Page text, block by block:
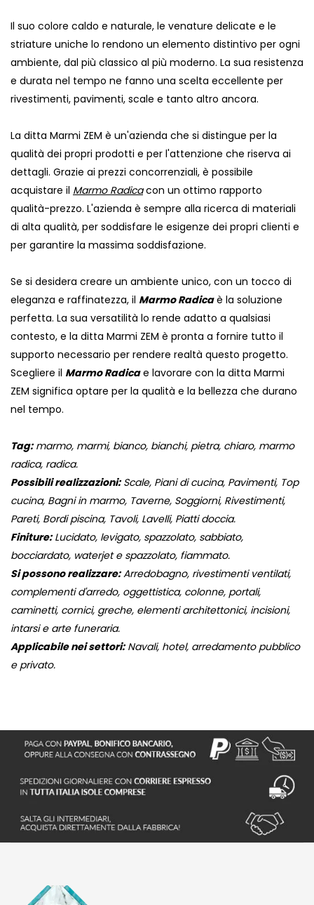
Il suo colore caldo e naturale, le venature delicate e le
striature uniche lo rendono un elemento distintivo per ogni
ambiente, dal più classico al più moderno. La sua resistenza
e durata nel tempo ne fanno una scelta eccellente per
rivestimenti, pavimenti, scale e tanto altro ancora.
La ditta Marmi ZEM è un'azienda che si distingue per la
qualità dei propri prodotti e per l'attenzione che riserva ai
dettagli. Grazie ai prezzi concorrenziali, è possibile
acquistare il Marmo Radicacon un ottimo rapporto
qualità-prezzo. L'azienda è sempre alla ricerca di materiali
di alta qualità, per soddisfare le esigenze dei propri clienti e
per garantire la massima soddisfazione.
Se si desidera creare un ambiente unico, con un tocco di
eleganza e raffinatezza, il Marmo Radicaè la soluzione
perfetta. La sua versatilità lo rende adatto a qualsiasi
contesto, e la ditta Marmi ZEM è pronta a fornire tutto il
supporto necessario per rendere realtà questo progetto.
Scegliere il Marmo Radicae lavorare con la ditta Marmi
ZEM significa optare per la qualità e la bellezza che durano
nel tempo.
Tag:marmo, marmi, bianco, bianchi, pietra, chiaro, marmo
radica, radica.
Possibili realizzazioni:Scale, Piani di cucina, Pavimenti, Top
cucina, Bagni in marmo, Taverne, Soggiorni, Rivestimenti,
Pareti, Bordi piscina, Tavoli, Lavelli, Piatti doccia.
Finiture:Lucidato, levigato, spazzolato, sabbiato,
bocciardato, waterjet e spazzolato, fiammato.
Si possono realizzare:Arredobagno, rivestimenti ventilati,
complementi d'arredo, oggettistica, colonne, portali,
caminetti, cornici, greche, elementi architettonici, incisioni,
intarsi e arte funeraria.
Applicabile nei settori:Navali, hotel, arredamento pubblico
e privato.